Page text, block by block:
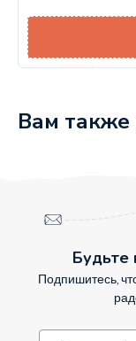
Вам также
Будьте
Подпишитесь,